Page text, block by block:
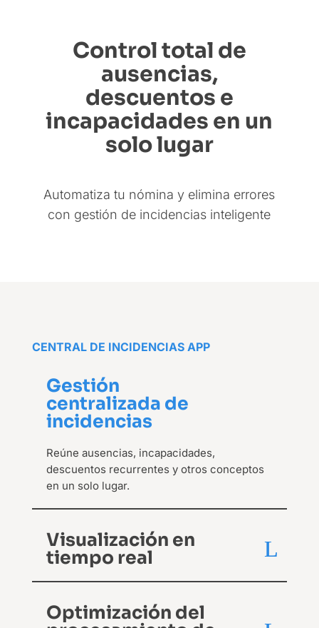
Control total de
ausencias,
descuentos e
incapacidades en un
solo lugar
Automatiza tu nómina y elimina errores
con gestión de incidencias inteligente
CENTRAL DE INCIDENCIAS APP
Gestión
centralizada de
incidencias
Reúne ausencias, incapacidades,
descuentos recurrentes y otros conceptos
en un solo lugar.
Visualización en
tiempo real
Optimización del